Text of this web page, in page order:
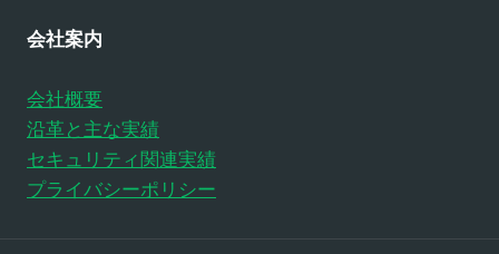
会社案内
会社概要
沿革と主な実績
セキュリティ関連実績
プライバシーポリシー